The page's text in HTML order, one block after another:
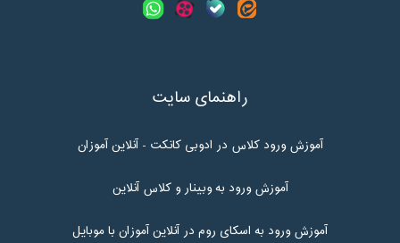
راهنمای سایت
آموزش ورود کلاس در ادوبی کانکت - آنلاین آموزان
آموزش ورود به وبینار و کلاس آنلاین
آموزش ورود به اسکای روم در آنلاین آموزان با موبایل